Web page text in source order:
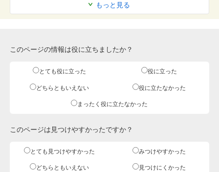
もっと見る
このページの情報は役に立ちましたか？
とても役に立った 役に立った
どちらともいえない 役に立たなかった
まったく役に立たなかった
このページは見つけやすかったですか？
とても見つけやすかった みつけやすかった
どちらともいえない 見つけにくかった